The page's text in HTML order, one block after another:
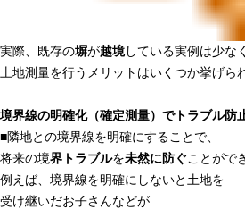
実際、既存の塀が越境している実例は少な
土地測量を行うメリットはいくつか挙げら
境界線の明確化（確定測量）でトラブル防
■隣地との境界線を明確にすることで、
将来の境界トラブルを未然に防ぐ ことが
例えば、境界線を明確にしないと土地を
受け継いだお子さんなどが